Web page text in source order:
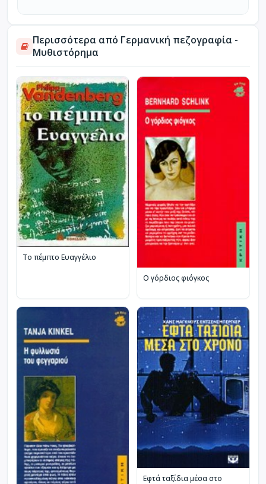
Περισσότερα από Γερμανική πεζογραφία -
Μυθιστόρημα
Το πέμπτο Ευαγγέλιο
Ο γόρδιος φιόγκος
Εφτά ταξίδια μέσα στο